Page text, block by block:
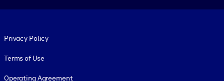
Privacy Policy
Terms of Use
Operating Agreement